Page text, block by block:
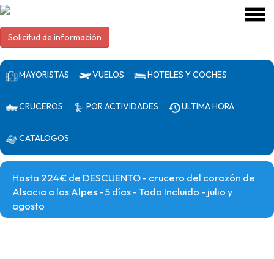
Solicitud de información
MAYORISTAS VUELOS HOTELES Y COCHES
CRUCEROS POR ACTIVIDADES ULTIMA HORA
CATALOGOS
Hasta 224€ de DESCUENTO - crucero del corazón de
Alsacia a los Alpes - 5 días - Todo Incluido - julio y
agosto